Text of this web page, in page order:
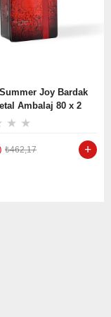
Joy Bardak
Ambalaj 80 x 2
Çayı - Ceylon Tea)
★ ★
₺462,17